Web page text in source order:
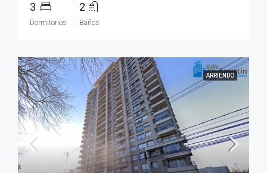
3
Dormitorios
2
Baños
ARRIENDO